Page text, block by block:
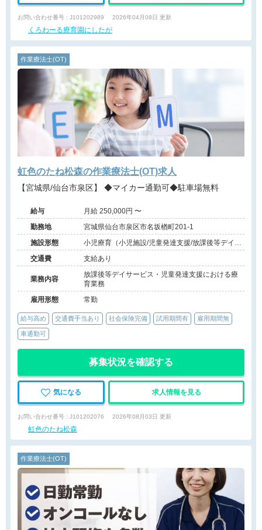
お問い合わせ番号 : J101202989 2026年04月08日 更新
くろわーる療育園にしたが
作業療法士(OT)
虹色のたね松森の作業療法士(OT)求人
【宮城県/仙台市泉区】 ◆マイカー通勤可◆駐車場無料
給与
月給 250,000円 〜
勤務地
宮城県仙台市泉区市名坂楢町201-1
施設形態
小児療育（小児施設/児童発達支援/放課後等デイサ
ービス）
交通費 支給あり
業務内容
放課後等デイサービス・児童発達支援における療
育業務
雇用形態
常勤
給与高め 交通費手当あり 社会保険完備 試用期間有 雇用期間無
車通勤可
募集状況を確認する
気になる 求人情報を見る
お問い合わせ番号 : J101202076 2026年08月03日 更新
虹色のたね松森
作業療法士(OT)